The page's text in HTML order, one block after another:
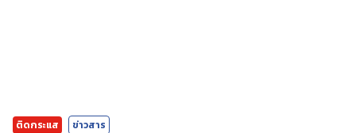
ติดกระแส ข่าวสาร